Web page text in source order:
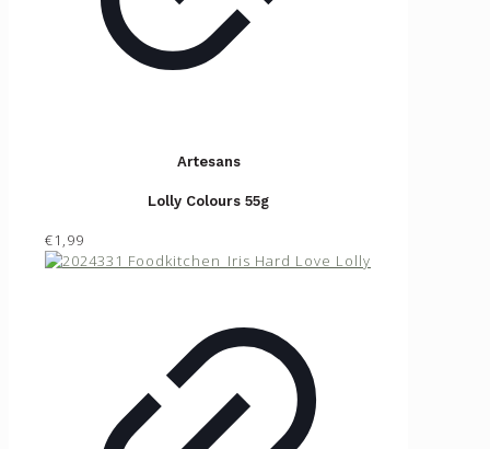
Artesans
Lolly Colours 55g
€1,99